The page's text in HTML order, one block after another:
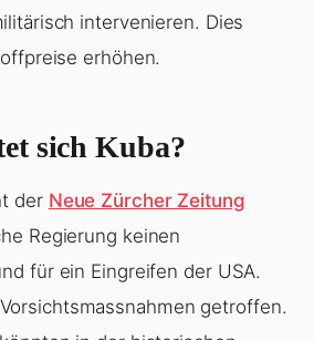
intervenieren. Dies
erhöhen.
sich Kuba?
der Neue Zürcher Zeitung
Regierung keinen
für ein Eingreifen der USA.
getroffen.